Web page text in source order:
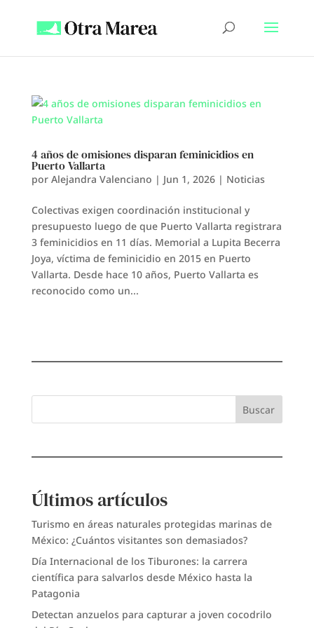
4 años de omisiones disparan feminicidios en
Puerto Vallarta
por Alejandra Valenciano | Jun 1, 2026| Noticias
Colectivas exigen coordinación institucional y
presupuesto luego de que Puerto Vallarta registrara
3 feminicidios en 11 días. Memorial a Lupita Becerra
Joya, víctima de feminicidio en 2015 en Puerto
Vallarta. Desde hace 10 años, Puerto Vallarta es
reconocido como un...
Buscar
Últimos artículos
Turismo en áreas naturales protegidas marinas de
México: ¿Cuántos visitantes son demasiados?
Día Internacional de los Tiburones: la carrera
científica para salvarlos desde México hasta la
Patagonia
Detectan anzuelos para capturar a joven cocodrilo